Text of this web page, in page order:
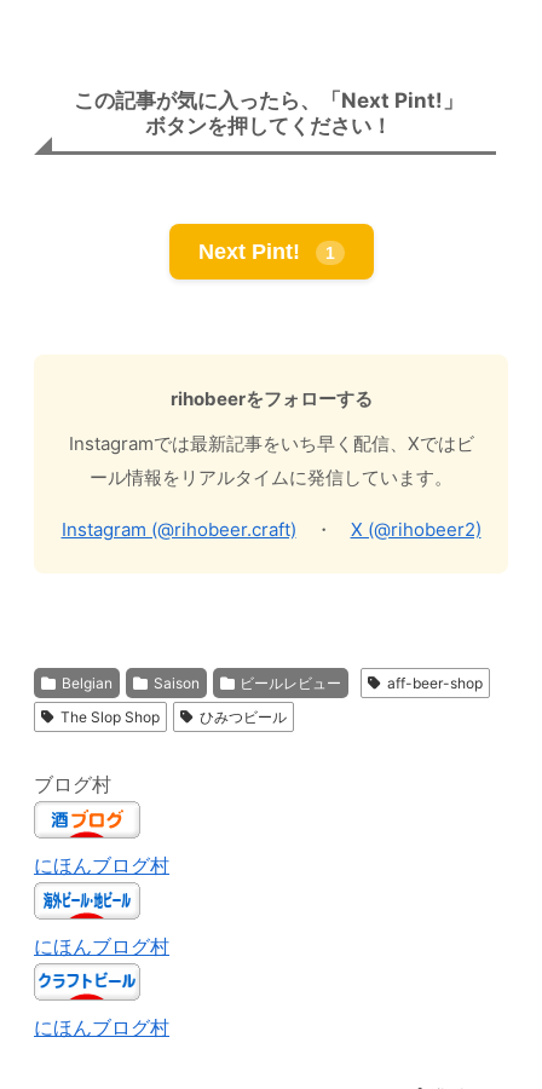
この記事が気に入ったら、「Next Pint!」
ボタンを押してください！
Next Pint! 1
rihobeerをフォローする
Instagramでは最新記事をいち早く配信、Xではビ
ール情報をリアルタイムに発信しています。
Instagram (@rihobeer.craft) ・ X (@rihobeer2)
Belgian Saison ビールレビュー
aff-beer-shop
The Slop Shop
ひみつビール
ブログ村
にほんブログ村
にほんブログ村
にほんブログ村